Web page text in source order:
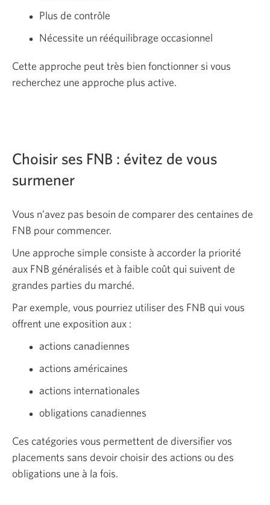
Plus de contrôle
Nécessite un rééquilibrage occasionnel
Cette approche peut très bien fonctionner si vous
recherchez une approche plus active.
Choisir ses FNB : évitez de vous
surmener
Vous n’avez pas besoin de comparer des centaines de
FNB pour commencer.
Une approche simple consiste à accorder la priorité
aux FNB généralisés et à faible coût qui suivent de
grandes parties du marché.
Par exemple, vous pourriez utiliser des FNB qui vous
offrent une exposition aux :
actions canadiennes
actions américaines
actions internationales
obligations canadiennes
Ces catégories vous permettent de diversifier vos
placements sans devoir choisir des actions ou des
obligations une à la fois.